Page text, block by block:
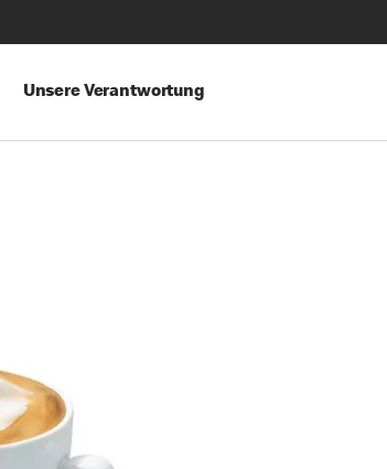
Unsere Verantwortung